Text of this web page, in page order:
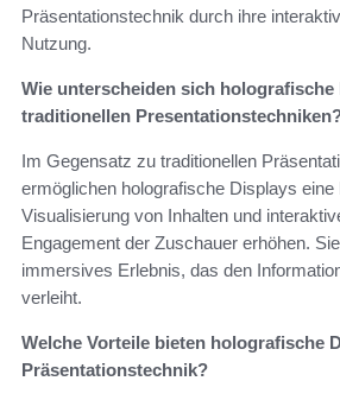
Präsentationstechnik durch ihre
Nutzung.
Wie unterscheiden sich holografische
traditionellen
Im Gegensatz zu traditionellen
ermöglichen holografische Displays eine
Visualisierung von Inhalten und
Engagement der Zuschauer erhöhen.
immersives Erlebnis, das den
verleiht.
Welche Vorteile bieten holografische
Präsentationstechnik?